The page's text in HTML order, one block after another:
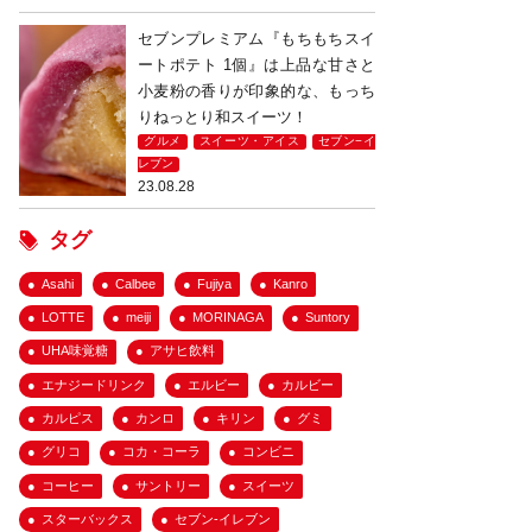
セブンプレミアム『もちもちスイ
ートポテト 1個』は上品な甘さと
小麦粉の香りが印象的な、もっち
りねっとり和スイーツ！
グルメ スイーツ・アイス
セブン−イ
レブン
23.08.28
タグ
Asahi Calbee Fujiya Kanro
LOTTE meiji MORINAGA Suntory
UHA味覚糖 アサヒ飲料
エナジードリンク エルビー カルビー
カルピス カンロ キリン グミ
グリコ コカ・コーラ コンビニ
コーヒー サントリー スイーツ
スターバックス セブン-イレブン